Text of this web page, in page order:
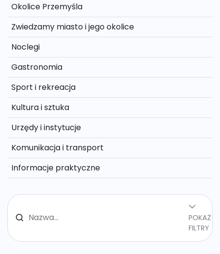
POKAŻ
FILTRY
Okolice Przemyśla
Zwiedzamy miasto i jego okolice
Noclegi
Gastronomia
Sport i rekreacja
Kultura i sztuka
Urzędy i instytucje
Komunikacja i transport
Informacje praktyczne